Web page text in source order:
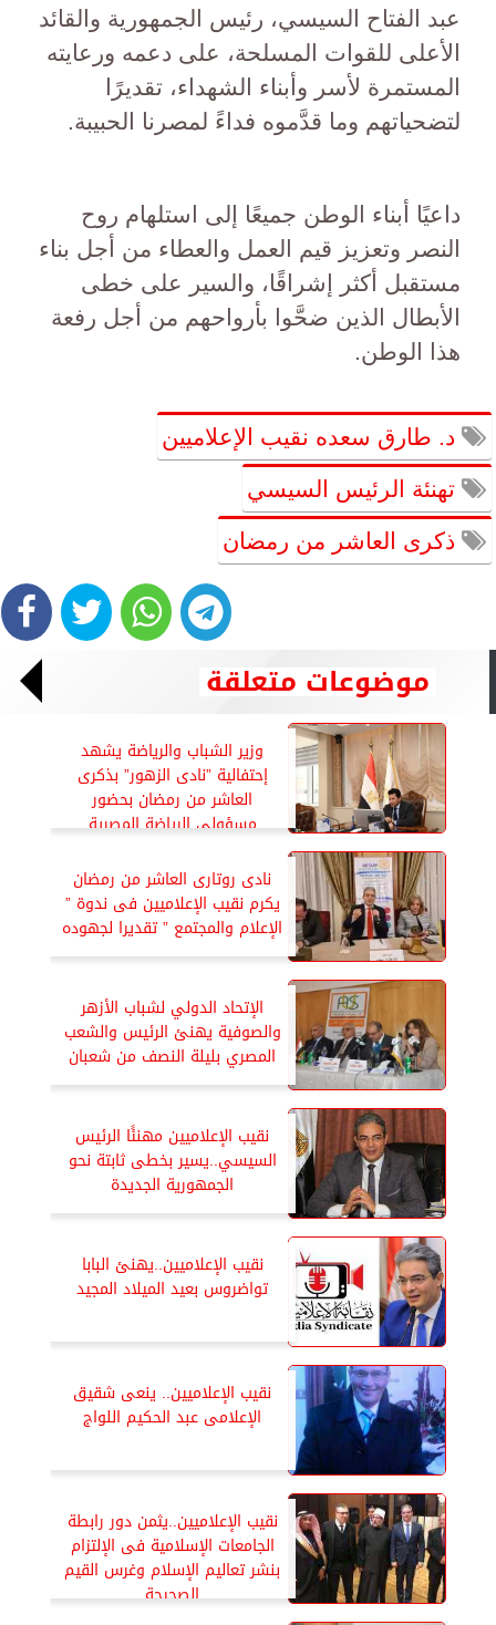
عبد الفتاح السيسي، رئيس الجمهورية والقائد
الأعلى للقوات المسلحة، على دعمه ورعايته
المستمرة لأسر وأبناء الشهداء، تقديرًا
لتضحياتهم وما قدَّموه فداءً لمصرنا الحبيبة.
داعيًا أبناء الوطن جميعًا إلى استلهام روح
النصر وتعزيز قيم العمل والعطاء من أجل بناء
مستقبل أكثر إشراقًا، والسير على خطى
الأبطال الذين ضحَّوا بأرواحهم من أجل رفعة
هذا الوطن.
د. طارق سعده نقيب الإعلاميين
تهنئة الرئيس السيسي
ذكرى العاشر من رمضان
موضوعات متعلقة
وزير الشباب والرياضة يشهد
إحتفالية ”نادى الزهور” بذكرى
العاشر من رمضان بحضور
مسؤولى الرياضة المصرية
نادى روتارى العاشر من رمضان
يكرم نقيب الإعلاميين فى ندوة ”
الإعلام والمجتمع ” تقديرا لجهوده
الإتحاد الدولي لشباب الأزهر
والصوفية يهنئ الرئيس والشعب
المصري بليلة النصف من شعبان
نقيب الإعلاميين مهنئًا الرئيس
السيسي..يسير بخطى ثابتة نحو
الجمهورية الجديدة
نقيب الإعلاميين..يهنئ البابا
تواضروس بعيد الميلاد المجيد
نقيب الإعلاميين.. ينعى شقيق
الإعلامى عبد الحكيم اللواج
نقيب الإعلاميين..يثمن دور رابطة
الجامعات الإسلامية فى الإلتزام
بنشر تعاليم الإسلام وغرس القيم
الصحيحة